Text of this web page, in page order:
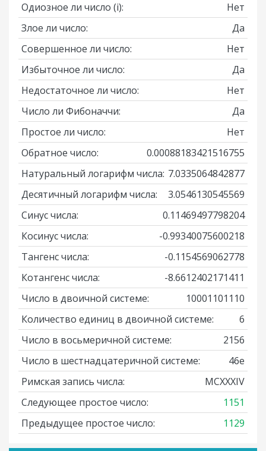
Одиозное ли число (i):
Нет
Злое ли число:
Да
Совершенное ли число:
Нет
Избыточное ли число:
Да
Недостаточное ли число:
Нет
Число ли Фибоначчи:
Да
Простое ли число:
Нет
Обратное число:
0.00088183421516755
Натуральный логарифм числа: 7.0335064842877
Десятичный логарифм числа:
3.0546130545569
Синус числа:
0.11469497798204
Косинус числа:
-0.99340075600218
Тангенс числа:
-0.1154569062778
Котангенс числа:
-8.6612402171411
Число в двоичной системе:
10001101110
Количество единиц в двоичной системе:
6
Число в восьмеричной системе:
2156
Число в шестнадцатеричной системе:
46e
Римская запись числа:
MCXXXIV
Следующее простое число:
1151
Предыдущее простое число:
1129